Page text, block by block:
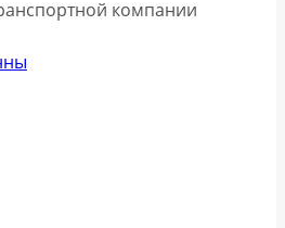
компании